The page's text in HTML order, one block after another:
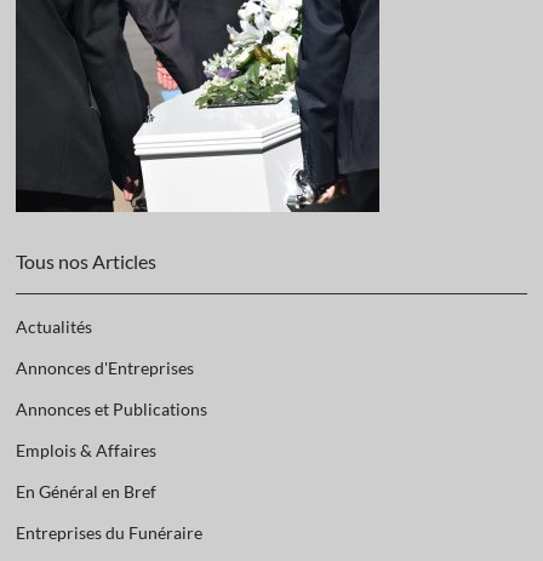
Tous nos Articles
Actualités
Annonces d'Entreprises
Annonces et Publications
Emplois & Affaires
En Général en Bref
Entreprises du Funéraire